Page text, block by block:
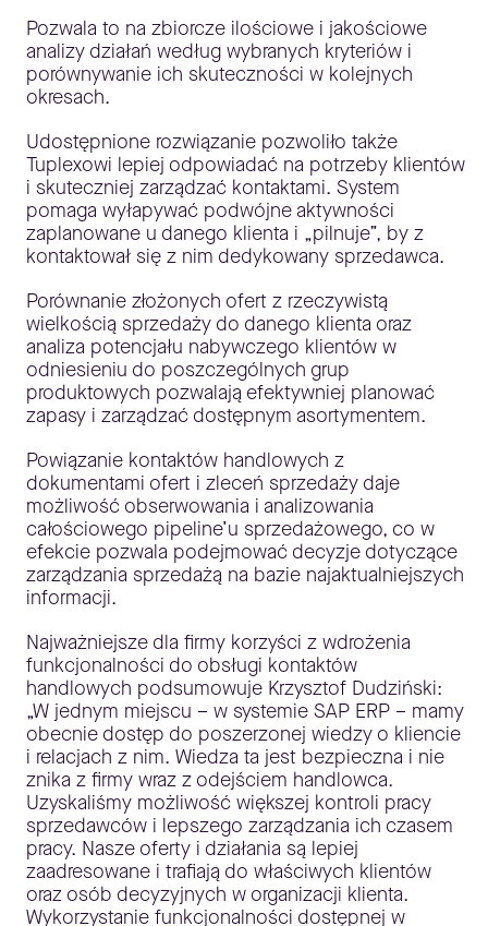
Pozwala to na zbiorcze ilościowe i jakościowe
analizy działań według wybranych kryteriów i
porównywanie ich skuteczności w kolejnych
okresach.
Udostępnione rozwiązanie pozwoliło także
Tuplexowi lepiej odpowiadać na potrzeby klientów
i skuteczniej zarządzać kontaktami. System
pomaga wyłapywać podwójne aktywności
zaplanowane u danego klienta i „pilnuje”, by z
kontaktował się z nim dedykowany sprzedawca.
Porównanie złożonych ofert z rzeczywistą
wielkością sprzedaży do danego klienta oraz
analiza potencjału nabywczego klientów w
odniesieniu do poszczególnych grup
produktowych pozwalają efektywniej planować
zapasy i zarządzać dostępnym asortymentem.
Powiązanie kontaktów handlowych z
dokumentami ofert i zleceń sprzedaży daje
możliwość obserwowania i analizowania
całościowego pipeline’u sprzedażowego, co w
efekcie pozwala podejmować decyzje dotyczące
zarządzania sprzedażą na bazie najaktualniejszych
informacji.
Najważniejsze dla firmy korzyści z wdrożenia
funkcjonalności do obsługi kontaktów
handlowych podsumowuje Krzysztof Dudziński:
„W jednym miejscu – w systemie SAP ERP – mamy
obecnie dostęp do poszerzonej wiedzy o kliencie
i relacjach z nim. Wiedza ta jest bezpieczna i nie
znika z firmy wraz z odejściem handlowca.
Uzyskaliśmy możliwość większej kontroli pracy
sprzedawców i lepszego zarządzania ich czasem
pracy. Nasze oferty i działania są lepiej
zaadresowane i trafiają do właściwych klientów
oraz osób decyzyjnych w organizacji klienta.
Wykorzystanie funkcjonalności dostępnej w